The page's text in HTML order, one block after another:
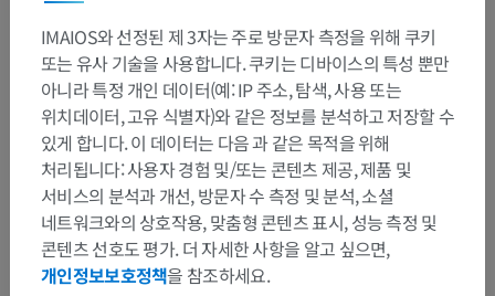
인체 신경 해부학
말초신경계> 내장갈래
하위 구조:
등허리부분
머리엉치부분
내장신경얼기
IMAIOS와 선정된 제 3자는 주로 방문자 측정을 위해 쿠키
또는 유사 기술을 사용합니다. 쿠키는 디바이스의 특성 뿐만
아니라 특정 개인 데이터(예: IP 주소, 탐색, 사용 또는
위치데이터, 고유 식별자)와 같은 정보를 분석하고 저장할 수
있게 합니다. 이 데이터는 다음 과 같은 목적을 위해
처리됩니다: 사용자 경험 및/또는 콘텐츠 제공, 제품 및
서비스의 분석과 개선, 방문자 수 측정 및 분석, 소셜
네트워크와의 상호작용, 맞춤형 콘텐츠 표시, 성능 측정 및
콘텐츠 선호도 평가. 더 자세한 사항을 알고 싶으면,
개인정보보호정책을 참조하세요.